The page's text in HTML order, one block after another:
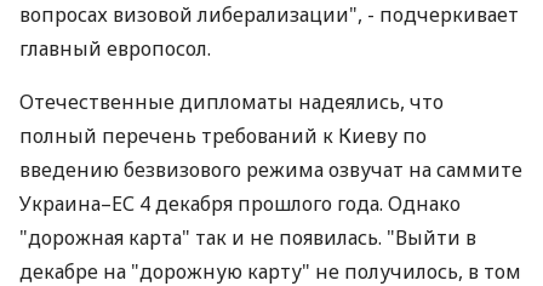
вопросах визовой либерализации", - подчеркивает
главный европосол.
Отечественные дипломаты надеялись, что
полный перечень требований к Киеву по
введению безвизового режима озвучат на саммите
Украина–ЕС 4 декабря прошлого года. Однако
"дорожная карта" так и не появилась. "Выйти в
декабре на "дорожную карту" не получилось, в том